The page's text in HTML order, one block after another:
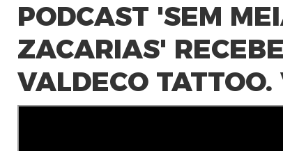
PODCAST 'SEM
ZACARIAS'
VALDECO